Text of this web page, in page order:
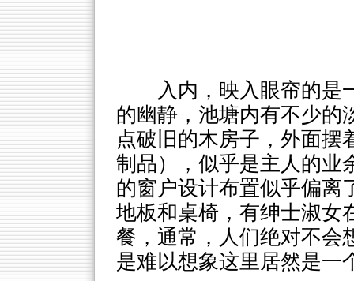
入内，映入眼帘的是
的幽静，池塘内有不少的
点破旧的木房子，外面摆
制品），似乎是主人的业
的窗户设计布置似乎偏离
地板和桌椅，有绅士淑女
餐，通常，人们绝对不会
是难以想象这里居然是一